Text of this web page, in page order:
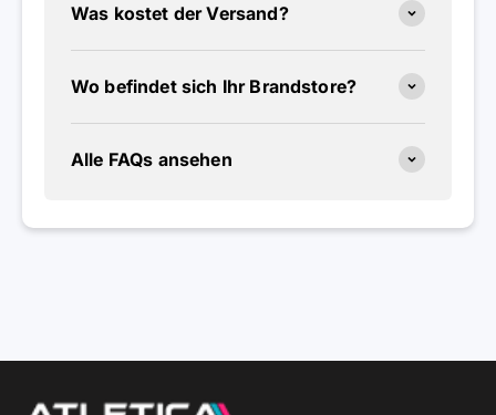
Was kostet der Versand?
Wo befindet sich Ihr Brandstore?
Alle FAQs ansehen